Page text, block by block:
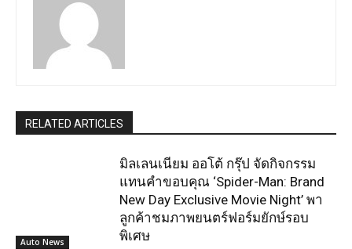
RELATED ARTICLES
Auto News
มิลเลนเนียม ออโต้ กรุ๊ป จัดกิจกรรม
แทนคำขอบคุณ ‘Spider-Man: Brand
New Day Exclusive Movie Night’ พา
ลูกค้าชมภาพยนตร์ฟอร์มยักษ์รอบ
พิเศษ